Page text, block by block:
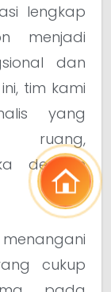
lengkap
menjadi
dan
tim kami
yang
ruang,
dengan
cukup